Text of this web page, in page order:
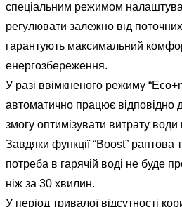
спеціальним режимом
регулювати залежно від
гарантують максимальний
енергозбереження.
У разі ввімкненого режиму
автоматично працює відповідно
змогу оптимізувати витрату
Завдяки функції “Boost” раптова
потреба в гарячій воді не буде
ніж за 30 хвилин.
У період тривалої відсутності